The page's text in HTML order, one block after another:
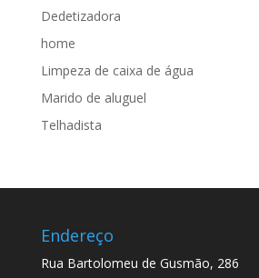
Dedetizadora
home
Limpeza de caixa de água
Marido de aluguel
Telhadista
Endereço
Rua Bartolomeu de Gusmão, 286